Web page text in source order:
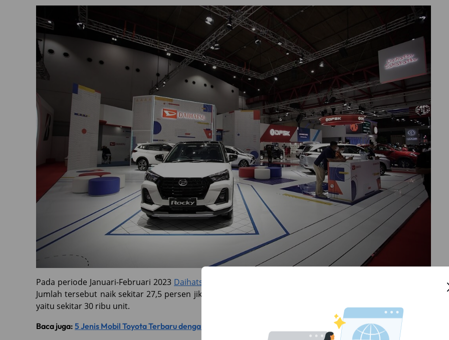
Pada periode Januari-Februari 2023 Daihatsu
Jumlah tersebut naik sekitar 27,5 persen jika dibandingkan dengan periode yang sama pada tahun lalu
yaitu sekitar 30 ribu unit.
Baca juga: 5 Jenis Mobil Toyota Terbaru dengan Fitur TSS dan Harganya